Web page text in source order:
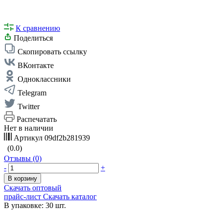
К сравнению
Поделиться
Скопировать ссылку
ВКонтакте
Одноклассники
Telegram
Twitter
Распечатать
Нет в наличии
Артикул 09df2b281939
(0.0)
Отзывы (0)
-
+
В корзину
Скачать оптовый
прайс-лист Скачать каталог
В упаковке: 30 шт.